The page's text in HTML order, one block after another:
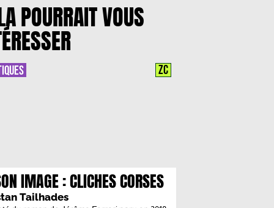
POURRAIT VOUS
IMAGE : CLICHES CORSES
Tailhades
ZC